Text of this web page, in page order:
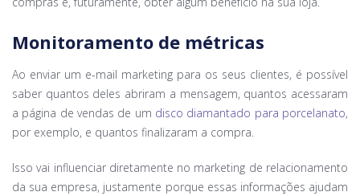
Monitoramento de métricas
Ao enviar um e-mail marketing para os seus clientes, é possível
saber quantos deles abriram a mensagem, quantos acessaram
a página de vendas de um disco diamantado para porcelanato,
por exemplo, e quantos finalizaram a compra.
Isso vai influenciar diretamente no marketing de relacionamento
da sua empresa, justamente porque essas informações ajudam